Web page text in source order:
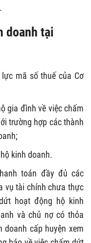
doanh tại
mã số thuế của Cơ
gia đình về việc chấm
trường hợp các thành
kinh doanh.
toán đầy đủ các
vụ tài chính chưa thực
hoạt động hộ kinh
và chủ nợ có thỏa
doanh cấp huyện xem